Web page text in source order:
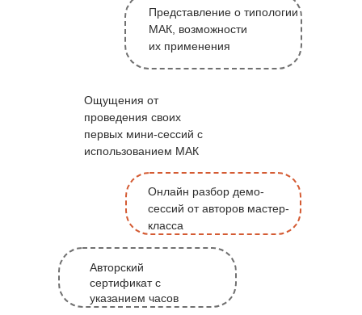
Представление о типологии
МАК, возможности
их применения
Онлайн разбор демо-
сессий от авторов мастер-
класса
Ощущения от
проведения своих
первых мини-сессий с
использованием МАК
Авторский
сертификат с
указанием часов